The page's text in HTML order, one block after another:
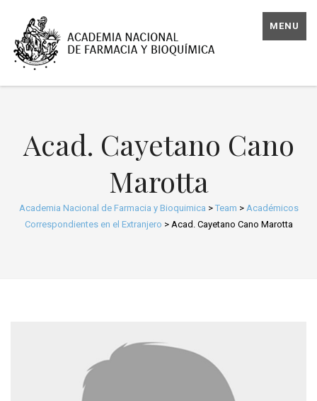
MENU
Acad. Cayetano Cano
Marotta
Academia Nacional de Farmacia y Bioquimica > Team > Académicos
Correspondientes en el Extranjero > Acad. Cayetano Cano Marotta